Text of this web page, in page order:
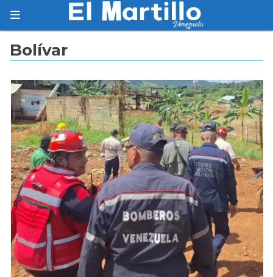
Bolívar
Suscríbete
Suscríbete a nuestro servicio gratuito de
Suscribirme